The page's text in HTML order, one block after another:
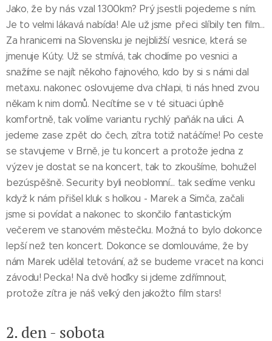
Jako, že by nás vzal 1300km? Prý jsestli pojedeme s ním.
Je to velmi lákavá nabída! Ale už jsme přeci slíbily ten film...
Za hranicemi na Slovensku je nejbližší vesnice, která se
jmenuje Kúty. Už se stmívá, tak chodíme po vesnici a
snažíme se najít někoho fajnového, kdo by si s námi dal
metaxu. nakonec oslovujeme dva chlapi, ti nás hned zvou
někam k nim domů. Necítíme se v té situaci úplně
komfortně, tak volíme variantu rychlý paňák na ulici. A
jedeme zase zpět do čech, zítra totiž natáčíme! Po ceste
se stavujeme v Brně, je tu koncert a protože jedna z
výzev je dostat se na koncert, tak to zkoušíme, bohužel
bezúspěšně. Security byli neoblomní... tak sedíme venku
když k nám přišel kluk s holkou - Marek a Simča, začali
jsme si povídat a nakonec to skončilo fantastickým
večerem ve stanovém městečku. Možná to bylo dokonce
lepší než ten koncert. Dokonce se domlouváme, že by
nám Marek udělal tetování, až se budeme vracet na konci
závodu! Pecka! Na dvě hoďky si jdeme zdřímnout,
protože zítra je náš velký den jakožto film stars!
2. den - sobota